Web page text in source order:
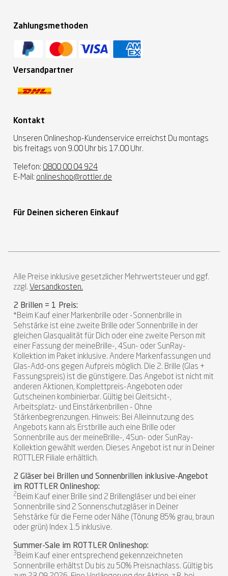
Zahlungsmethoden
Versandpartner
Kontakt
Unseren Onlineshop-Kundenservice erreichst Du montags
bis freitags von 9.00 Uhr bis 17.00 Uhr.
Telefon: 0800 00 04 924
E-Mail: onlineshop@rottler.de
Für Deinen sicheren Einkauf
Alle Preise inklusive gesetzlicher Mehrwertsteuer und ggf.
zzgl. Versandkosten.
2 Brillen = 1 Preis:
*Beim Kauf einer Markenbrille oder -Sonnenbrille in
Sehstärke ist eine zweite Brille oder Sonnenbrille in der
gleichen Glasqualität für Dich oder eine zweite Person mit
einer Fassung der meineBrille-, 4Sun- oder SunRay-
Kollektion im Paket inklusive. Andere Markenfassungen und
Glas-Add-ons gegen Aufpreis möglich. Die 2. Brille (Glas +
Fassungspreis) ist die günstigere. Das Angebot ist nicht mit
anderen Aktionen, Komplettpreis-Angeboten oder
Gutscheinen kombinierbar. Gültig bei Gleitsicht-,
Arbeitsplatz- und Einstärkenbrillen - Ohne
Stärkenbegrenzungen. Hinweis: Bei Alleinnutzung des
Angebots kann als Erstbrille auch eine Brille oder
Sonnenbrille aus der meineBrille-, 4Sun- oder SunRay-
Kollektion gewählt werden. Dieses Angebot ist nur in Deiner
ROTTLER Filiale erhältlich.
2 Gläser bei Brillen und Sonnenbrillen inklusive-Angebot
im ROTTLER Onlineshop:
2 Beim Kauf einer Brille sind 2 Brillengläser und bei einer
Sonnenbrille sind 2 Sonnenschutzgläser in Deiner
Sehstärke für die Ferne oder Nähe (Tönung 85% grau, braun
oder grün) Index 1.5 inklusive.
Summer-Sale im ROTTLER Onlineshop:
3 Beim Kauf einer entsprechend gekennzeichneten
Sonnenbrille erhältst Du bis zu 50% Preisnachlass. Gültig bis